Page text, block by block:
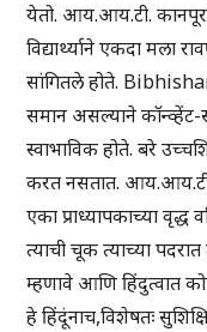
येतो. आय.आय.टी.
विद्यार्थ्याने एकदा मला
सांगितले होते.
समान असल्याने
स्वाभाविक होते. बरे
करत नसतात.
एका प्राध्यापकाच्या
त्याची चूक त्याच्या
म्हणावे आणि हिंदुत्वात
हे हिंदूंनाच,विशेषतः